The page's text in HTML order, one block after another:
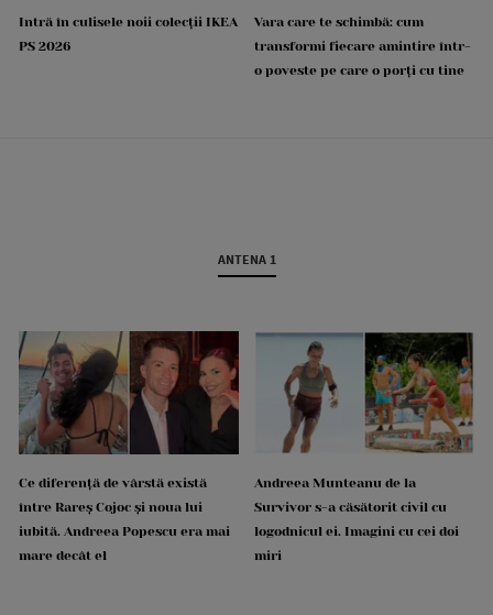
Intră în culisele noii colecții IKEA
PS 2026
Vara care te schimbă: cum
transformi fiecare amintire într-
o poveste pe care o porți cu tine
ANTENA 1
Ce diferență de vârstă există
între Rareș Cojoc și noua lui
iubită. Andreea Popescu era mai
mare decât el
Andreea Munteanu de la
Survivor s-a căsătorit civil cu
logodnicul ei. Imagini cu cei doi
miri